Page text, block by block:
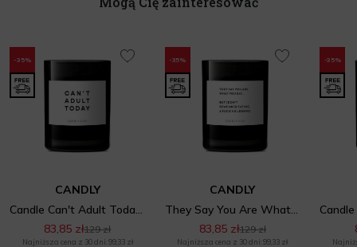
-35%
CANDLY
Candle Can't Adult Today No.1
83,85 zł129 zł
Najniższa cena z 30 dni: 99,33 zł
-35%
CANDLY
They Say You Are What You Eat No.1
83,85 zł129 zł
Najniższa cena z 30 dni: 99,33 zł
-35%